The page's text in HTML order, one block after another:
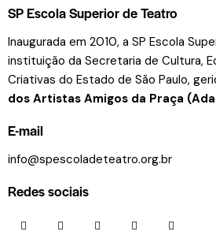
SP Escola Superior de Teatro
Inaugurada em 2010, a SP Escola
instituição da Secretaria de Cultura,
Criativas do Estado de São Paulo,
dos Artistas Amigos da Praça
E-mail
info@spescoladeteatro.org.br
Redes sociais